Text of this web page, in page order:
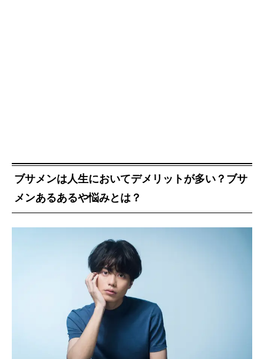
ブサメンは人生においてデメリットが多い？ブサ
メンあるあるや悩みとは？